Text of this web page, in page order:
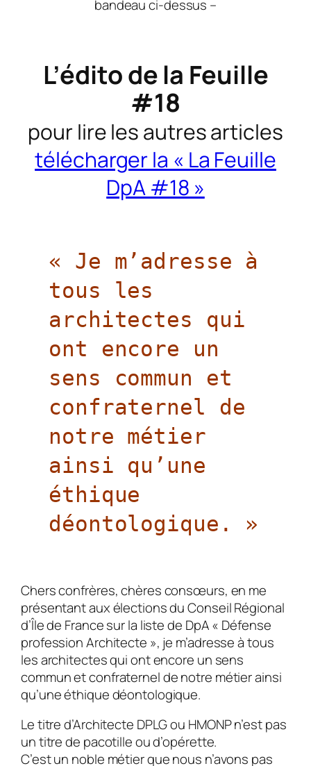
bandeau ci-dessus –
L’édito de la Feuille
#18
pour lire les autres articles
télécharger la « La Feuille
DpA #18 »
« Je m’adresse à
tous les
architectes qui
ont encore un
sens commun et
confraternel de
notre métier
ainsi qu’une
éthique
déontologique. »
Chers confrères, chères consœurs, en me
présentant aux élections du Conseil Régional
d’Île de France sur la liste de DpA « Défense
profession Architecte », je m’adresse à tous
les architectes qui ont encore un sens
commun et confraternel de notre métier ainsi
qu’une éthique déontologique.
Le titre d’Architecte DPLG ou HMONP n’est pas
un titre de pacotille ou d’opérette.
C’est un noble métier que nous n’avons pas